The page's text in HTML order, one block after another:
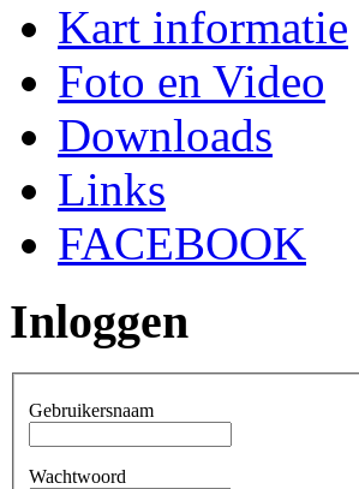
Kart informatie
Foto en Video
Downloads
Links
FACEBOOK
Inloggen
Gebruikersnaam
Wachtwoord